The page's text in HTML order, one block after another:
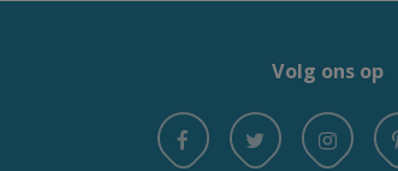
Volg ons op